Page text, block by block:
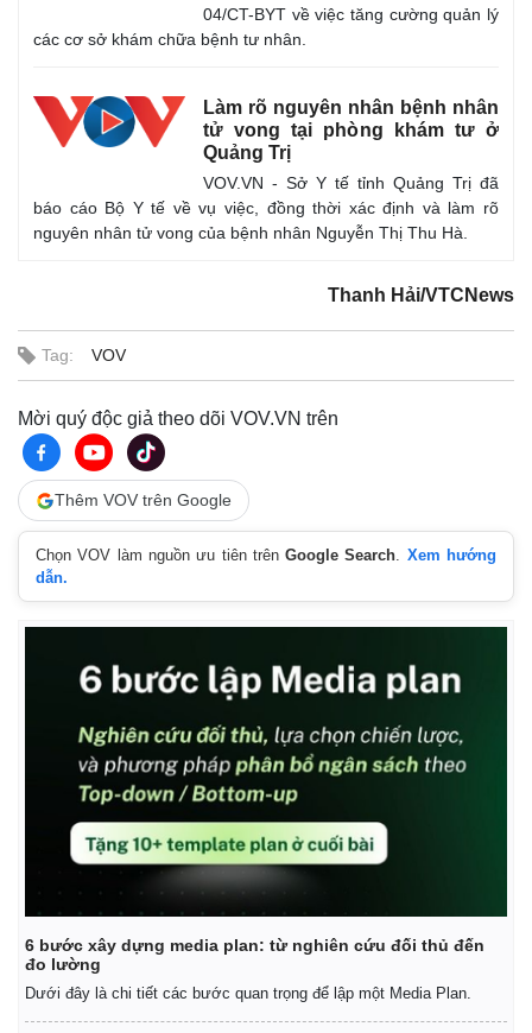
Bất động sản
Khởi nghiệp
Giá vàng
Tiêu dùng
Tỷ giá
Giá cà phê
04/CT-BYT về việc tăng cường quản lý
các cơ sở khám chữa bệnh tư nhân.
Làm rõ nguyên nhân bệnh nhân
tử vong tại phòng khám tư ở
Quảng Trị
VOV.VN - Sở Y tế tỉnh Quảng Trị đã
báo cáo Bộ Y tế về vụ việc, đồng thời xác định và làm rõ
nguyên nhân tử vong của bệnh nhân Nguyễn Thị Thu Hà.
Thanh Hải/VTCNews
Tag: VOV
Mời quý độc giả theo dõi VOV.VN trên
Thêm VOV trên Google
Chọn VOV làm nguồn ưu tiên trênGoogle Search. Xem hướng
dẫn.
6 bước xây dựng media plan: từ nghiên cứu đối thủ đến
đo lường
Dưới đây là chi tiết các bước quan trọng để lập một Media Plan.